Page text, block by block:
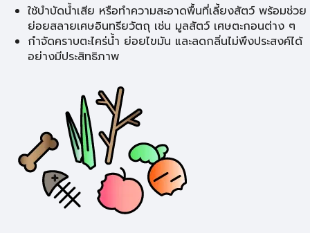
ใช้บำบัดน้ำเสีย หรือทำความสะอาดพื้นที่เลี้ยงสัตว์ พร้อมช่วย
ย่อยสลายเศษอินทรียวัตถุ เช่น มูลสัตว์ เศษตะกอนต่าง ๆ
กำจัดคราบตะไคร่น้ำ ย่อยไขมัน และลดกลิ่นไม่พึงประสงค์ได้
อย่างมีประสิทธิภาพ